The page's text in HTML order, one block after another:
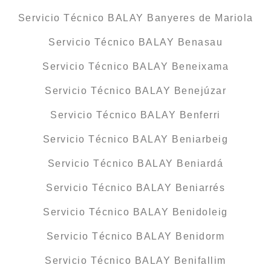
Servicio Técnico BALAY Banyeres de Mariola
Servicio Técnico BALAY Benasau
Servicio Técnico BALAY Beneixama
Servicio Técnico BALAY Benejúzar
Servicio Técnico BALAY Benferri
Servicio Técnico BALAY Beniarbeig
Servicio Técnico BALAY Beniardá
Servicio Técnico BALAY Beniarrés
Servicio Técnico BALAY Benidoleig
Servicio Técnico BALAY Benidorm
Servicio Técnico BALAY Benifallim